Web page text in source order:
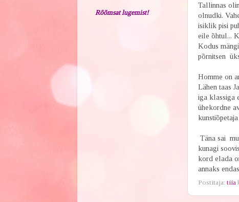
Tallinnas
olnudki.
isiklik pisi
eile õhtul...
Kodus
põrnitsen
Homme on
Lähen taas
iga klassiga
ühekordne
Täna sai
kunagi
kord elada
annaks
Postitaja: tiia
Rõõmsat lugemist!